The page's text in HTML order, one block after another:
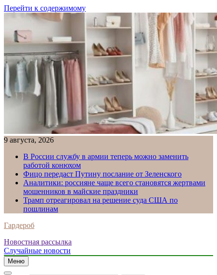
Перейти к содержимому
9 августа, 2026
В России службу в армии теперь можно заменить
работой конюхом
Фицо передаст Путину послание от Зеленского
Аналитики: россияне чаще всего становятся жертвами
мошенников в майские праздники
Трамп отреагировал на решение суда США по
пошлинам
Гардероб
Новостная рассылка
Случайные новости
Меню